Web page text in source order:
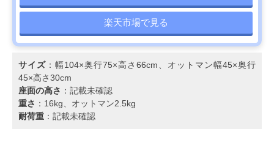
楽天市場で見る
サイズ ：幅104×奥行75×高さ66cm、オットマン幅45×奥行
45×高さ30cm
座面の高さ ：記載未確認
重さ ：16kg、オットマン2.5kg
耐荷重 ：記載未確認